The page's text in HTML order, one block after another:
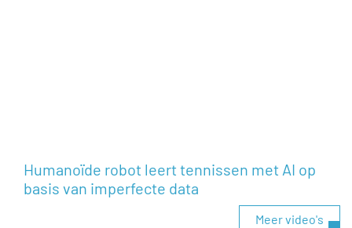
Humanoïde robot leert tennissen met AI op
basis van imperfecte data
Meer video's